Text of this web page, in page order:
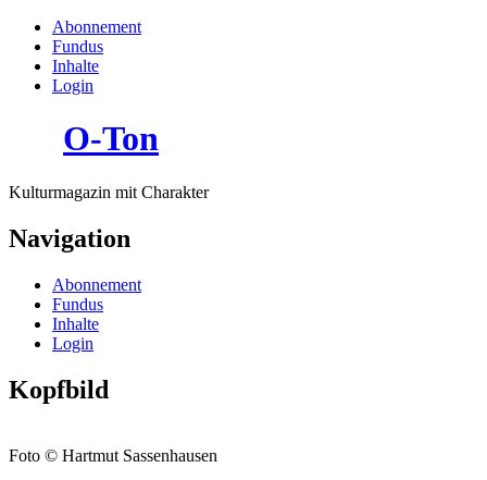
Abonnement
Fundus
Inhalte
Login
O-Ton
Kulturmagazin mit Charakter
Navigation
Abonnement
Fundus
Inhalte
Login
Kopfbild
Foto © Hartmut Sassenhausen